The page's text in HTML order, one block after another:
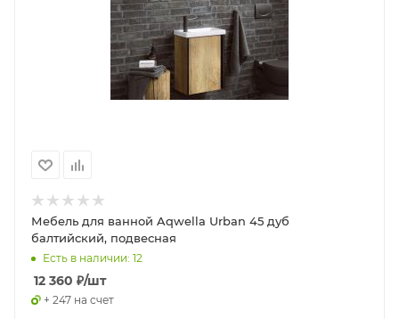
Мебель для ванной Aqwella Urban 45 дуб
балтийский, подвесная
Есть в наличии: 12
12 360 ₽/шт
+ 247 на счет